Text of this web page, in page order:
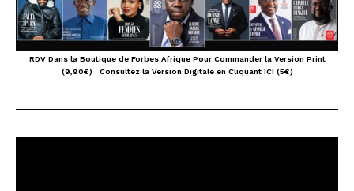
RDV Dans la Boutique de Forbes Afrique Pour Commander la Version Print
(9,90€) I Consultez la Version Digitale en Cliquant ICI (5€)